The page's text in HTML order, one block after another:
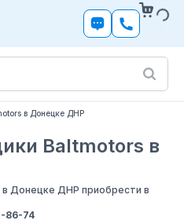
в Донецке ДНР
Baltmotors в
Донецке ДНР приобрести в
86-74